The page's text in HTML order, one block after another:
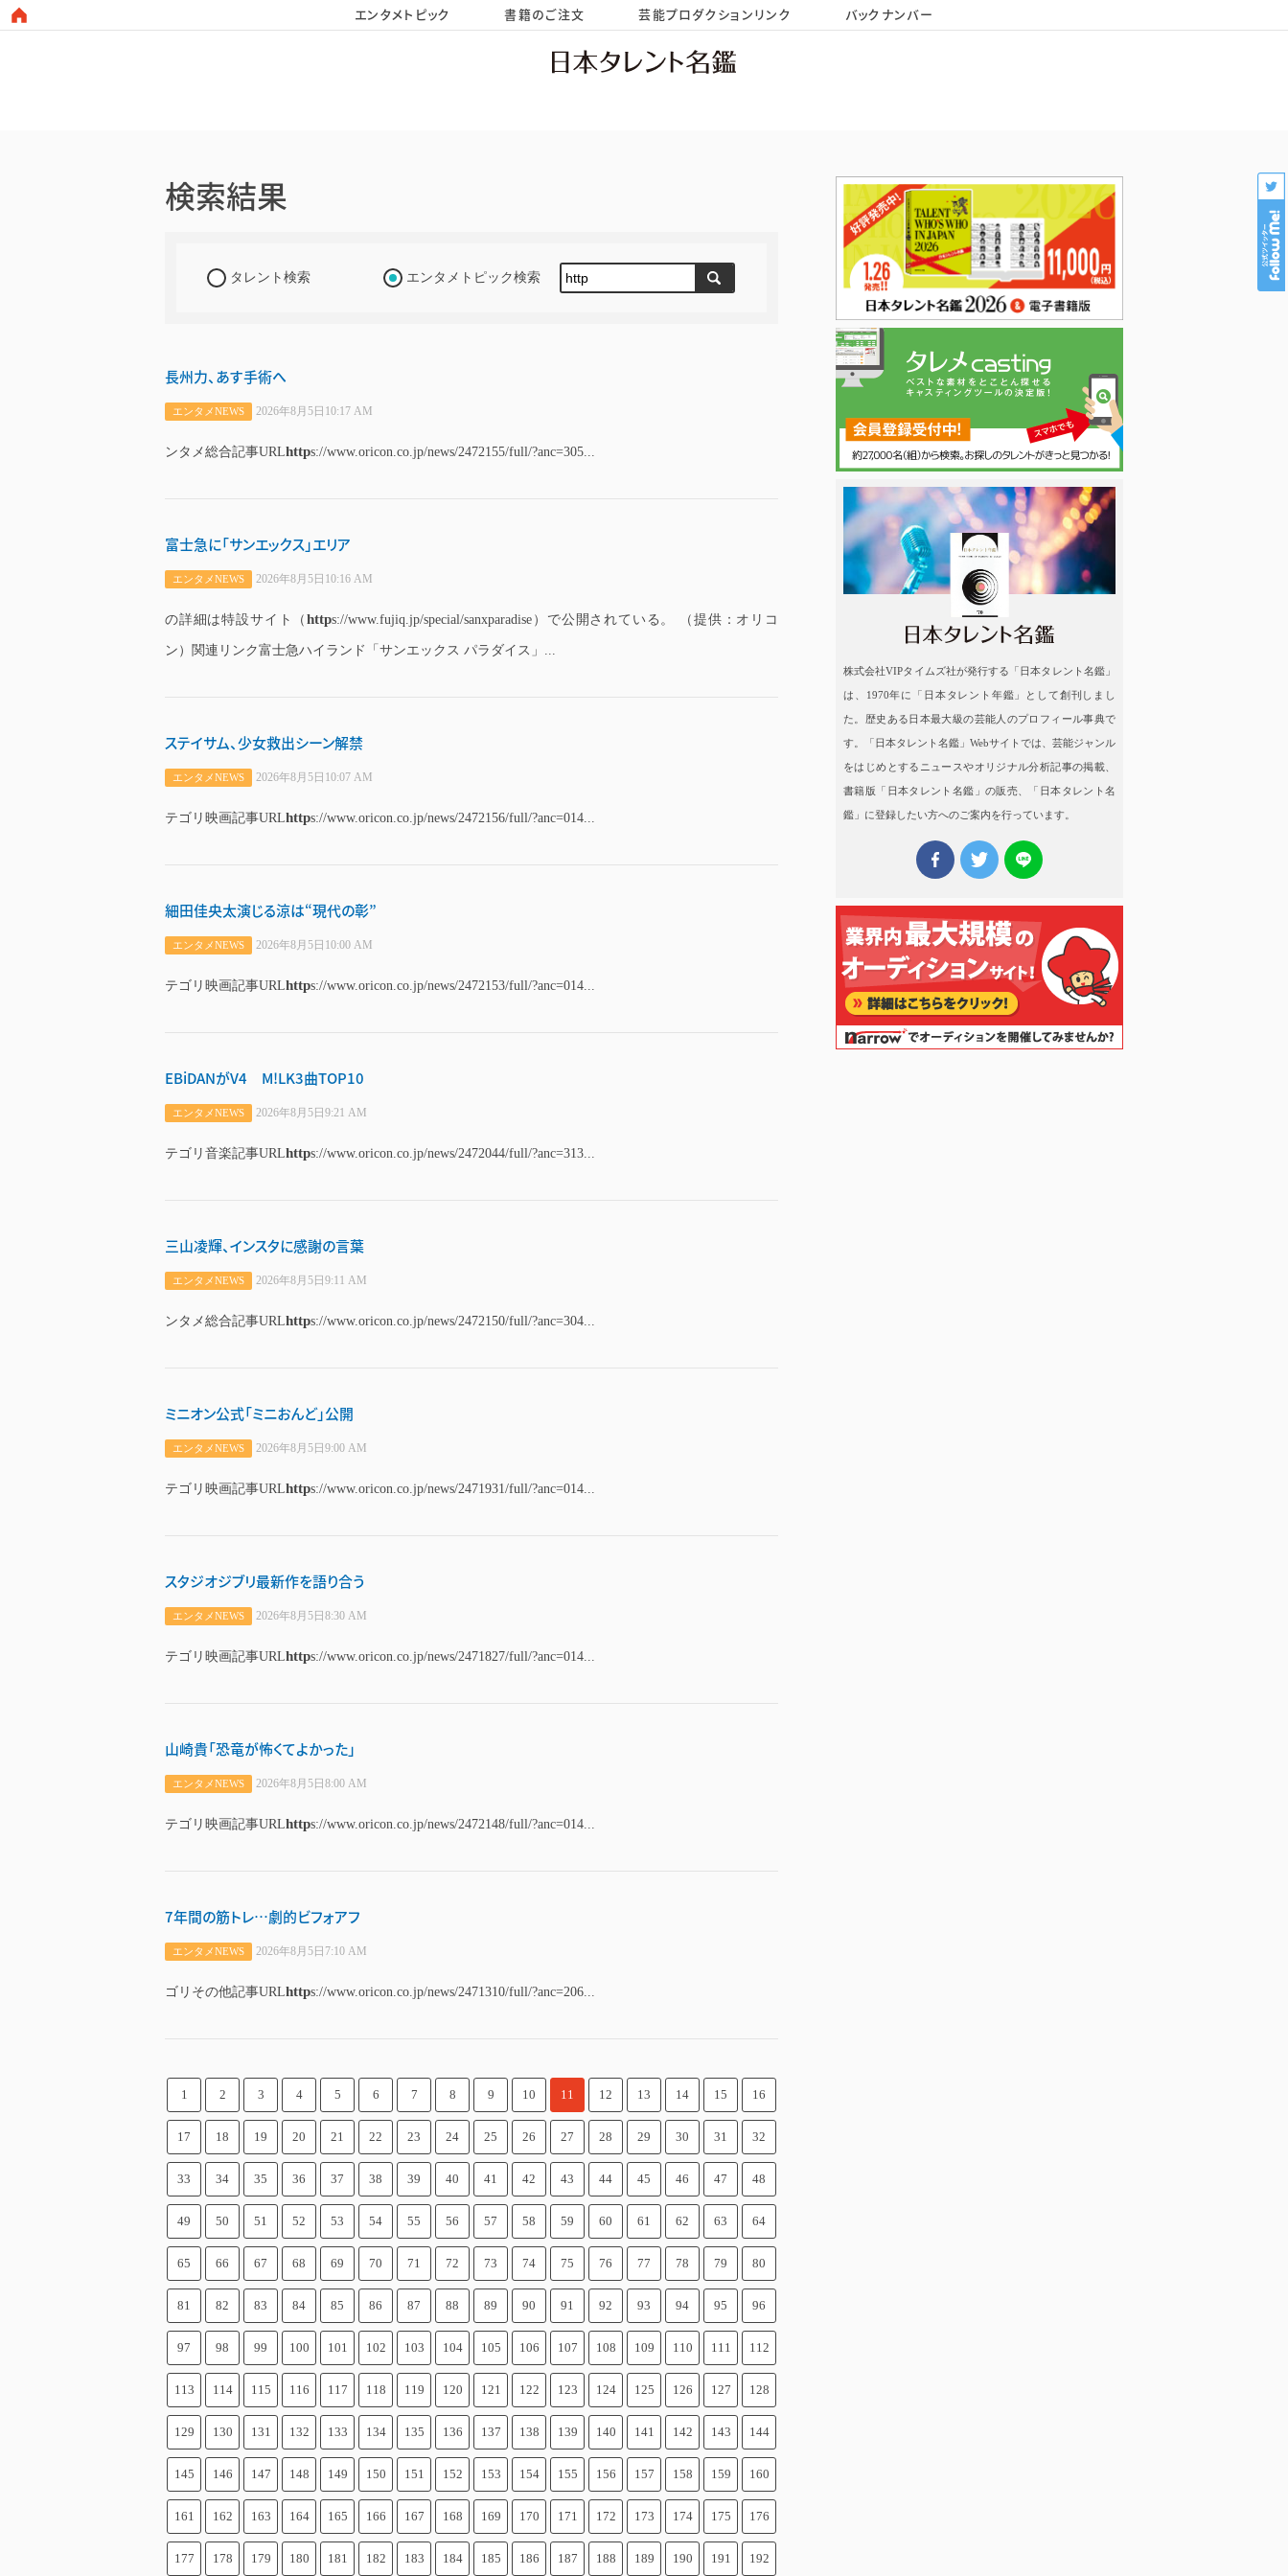
HOME お問い合わせ 会社概要 個人情報保護
エンタメトピック 書籍のご注文 芸能プロダクションリンク バックナンバー
検索結果
タレント検索 エンタメトピック検索
長州力、あす手術へ
エンタメNEWS 2026年8月5日10:17 AM
ンタメ総合記事URLhttps://www.oricon.co.jp/news/2472155/full/?anc=305...
富士急に「サンエックス」エリア
エンタメNEWS 2026年8月5日10:16 AM
の詳細は特設サイト（https://www.fujiq.jp/special/sanxparadise）で公開されている。 （提供：オリコ
ン）関連リンク富士急ハイランド「サンエックス パラダイス」...
ステイサム、少女救出シーン解禁
エンタメNEWS 2026年8月5日10:07 AM
テゴリ映画記事URLhttps://www.oricon.co.jp/news/2472156/full/?anc=014...
細田佳央太演じる涼は“現代の彰”
エンタメNEWS 2026年8月5日10:00 AM
テゴリ映画記事URLhttps://www.oricon.co.jp/news/2472153/full/?anc=014...
EBiDANがV4 M!LK3曲TOP10
エンタメNEWS 2026年8月5日9:21 AM
テゴリ音楽記事URLhttps://www.oricon.co.jp/news/2472044/full/?anc=313...
三山凌輝、インスタに感謝の言葉
エンタメNEWS 2026年8月5日9:11 AM
ンタメ総合記事URLhttps://www.oricon.co.jp/news/2472150/full/?anc=304...
ミニオン公式「ミニおんど」公開
エンタメNEWS 2026年8月5日9:00 AM
テゴリ映画記事URLhttps://www.oricon.co.jp/news/2471931/full/?anc=014...
スタジオジブリ最新作を語り合う
エンタメNEWS 2026年8月5日8:30 AM
テゴリ映画記事URLhttps://www.oricon.co.jp/news/2471827/full/?anc=014...
山崎貴「恐竜が怖くてよかった」
エンタメNEWS 2026年8月5日8:00 AM
テゴリ映画記事URLhttps://www.oricon.co.jp/news/2472148/full/?anc=014...
7年間の筋トレ…劇的ビフォアフ
エンタメNEWS 2026年8月5日7:10 AM
ゴリその他記事URLhttps://www.oricon.co.jp/news/2471310/full/?anc=206...
1 2 3 4 5 6 7 8 9 10 11 12 13 14 15 16
17 18 19 20 21 22 23 24 25 26 27 28 29 30 31 32
33 34 35 36 37 38 39 40 41 42 43 44 45 46 47 48
49 50 51 52 53 54 55 56 57 58 59 60 61 62 63 64
65 66 67 68 69 70 71 72 73 74 75 76 77 78 79 80
81 82 83 84 85 86 87 88 89 90 91 92 93 94 95 96
97 98 99 100 101 102 103 104 105 106 107 108 109 110 111 112
113 114 115 116 117 118 119 120 121 122 123 124 125 126 127 128
129 130 131 132 133 134 135 136 137 138 139 140 141 142 143 144
145 146 147 148 149 150 151 152 153 154 155 156 157 158 159 160
161 162 163 164 165 166 167 168 169 170 171 172 173 174 175 176
177 178 179 180 181 182 183 184 185 186 187 188 189 190 191 192
日本タレント名鑑
株式会社VIPタイムズ社が発行する「日本タレント名鑑」
は、1970年に「日本タレント年鑑」として創刊しまし
た。歴史ある日本最大級の芸能人のプロフィール事典で
す。「日本タレント名鑑」Webサイトでは、芸能ジャンル
をはじめとするニュースやオリジナル分析記事の掲載、
書籍版「日本タレント名鑑」の販売、「日本タレント名
鑑」に登録したい方へのご案内を行っています。